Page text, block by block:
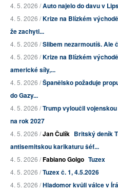
4. 5. 2026 /Auto najelo do davu v
4. 5. 2026 /Krize na Blízkém
že zachyti...
4. 5. 2026 /Slibem nezarmoutíš. Ale
4. 5. 2026 /Krize na Blízkém
americké síly,...
4. 5. 2026 /Španělsko požaduje
do Gazy...
4. 5. 2026 /Trump vyloučil
na rok 2027
4. 5. 2026 /Jan Čulík Britský deník
antisemitskou karikaturu šéf...
4. 5. 2026 /Fabiano Golgo Tuzex
4. 5. 2026 /Tuzex č. 1, 4.5.2026
4. 5. 2026 /Hladomor kvůli válce v